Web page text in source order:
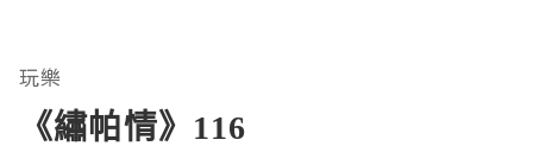
玩樂
《繡帕情》116